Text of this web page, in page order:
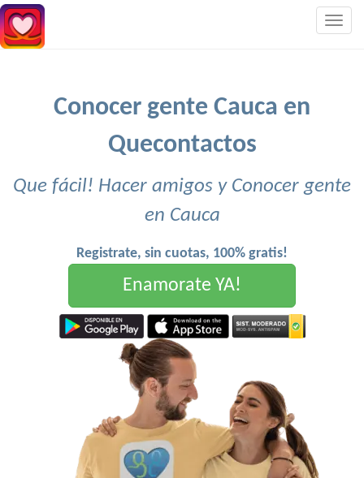
Conocer gente Cauca en
Quecontactos
Que fácil! Hacer amigos y Conocer gente
en Cauca
Registrate, sin cuotas, 100% gratis!
Enamorate YA!